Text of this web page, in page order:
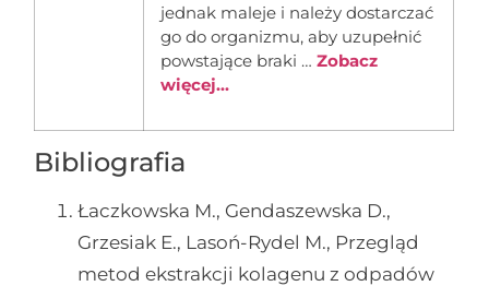
jednak maleje i należy dostarczać
go do organizmu, aby uzupełnić
powstające braki …Zobacz
więcej...
Bibliografia
Łaczkowska M., Gendaszewska D.,
Grzesiak E., Lasoń-Rydel M., Przegląd
metod ekstrakcji kolagenu z odpadów